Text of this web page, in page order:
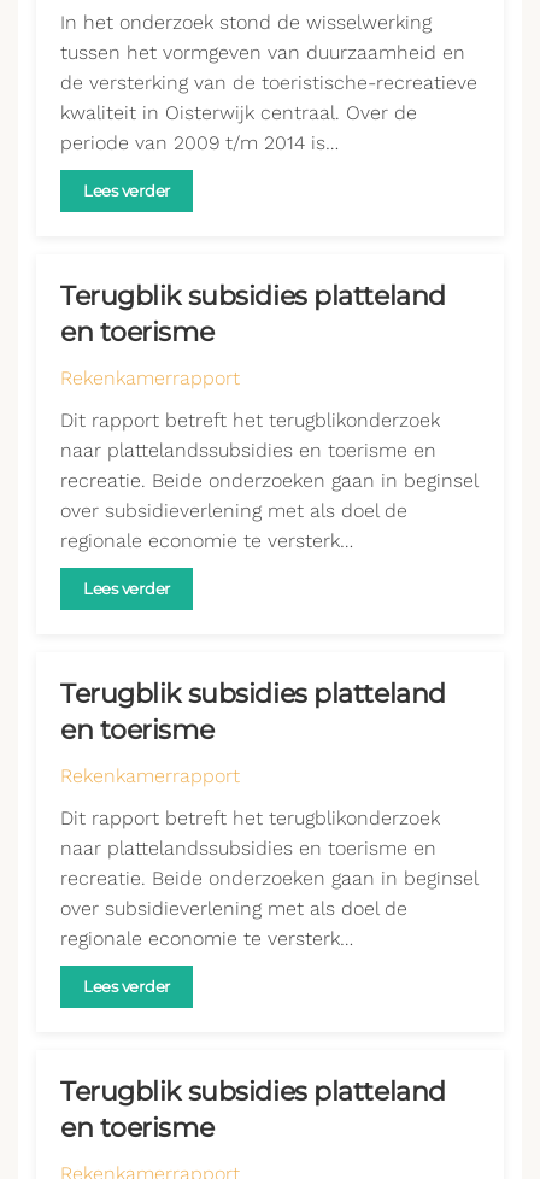
In het onderzoek stond de wisselwerking
tussen het vormgeven van duurzaamheid en
de versterking van de toeristische-recreatieve
kwaliteit in Oisterwijk centraal. Over de
periode van 2009 t/m 2014 is…
Lees verder
Terugblik subsidies platteland
en toerisme
Rekenkamerrapport
Dit rapport betreft het terugblikonderzoek
naar plattelandssubsidies en toerisme en
recreatie. Beide onderzoeken gaan in beginsel
over subsidieverlening met als doel de
regionale economie te versterk…
Lees verder
Terugblik subsidies platteland
en toerisme
Rekenkamerrapport
Dit rapport betreft het terugblikonderzoek
naar plattelandssubsidies en toerisme en
recreatie. Beide onderzoeken gaan in beginsel
over subsidieverlening met als doel de
regionale economie te versterk…
Lees verder
Terugblik subsidies platteland
en toerisme
Rekenkamerrapport